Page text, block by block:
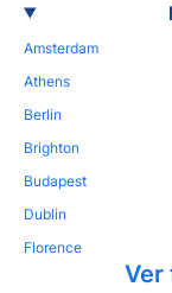
Amsterdam
Athens
Berlin
Brighton
Budapest
Dublin
Florence
Ver